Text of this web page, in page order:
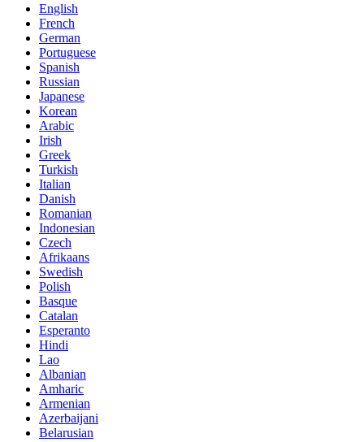
English
French
German
Portuguese
Spanish
Russian
Japanese
Korean
Arabic
Irish
Greek
Turkish
Italian
Danish
Romanian
Indonesian
Czech
Afrikaans
Swedish
Polish
Basque
Catalan
Esperanto
Hindi
Lao
Albanian
Amharic
Armenian
Azerbaijani
Belarusian